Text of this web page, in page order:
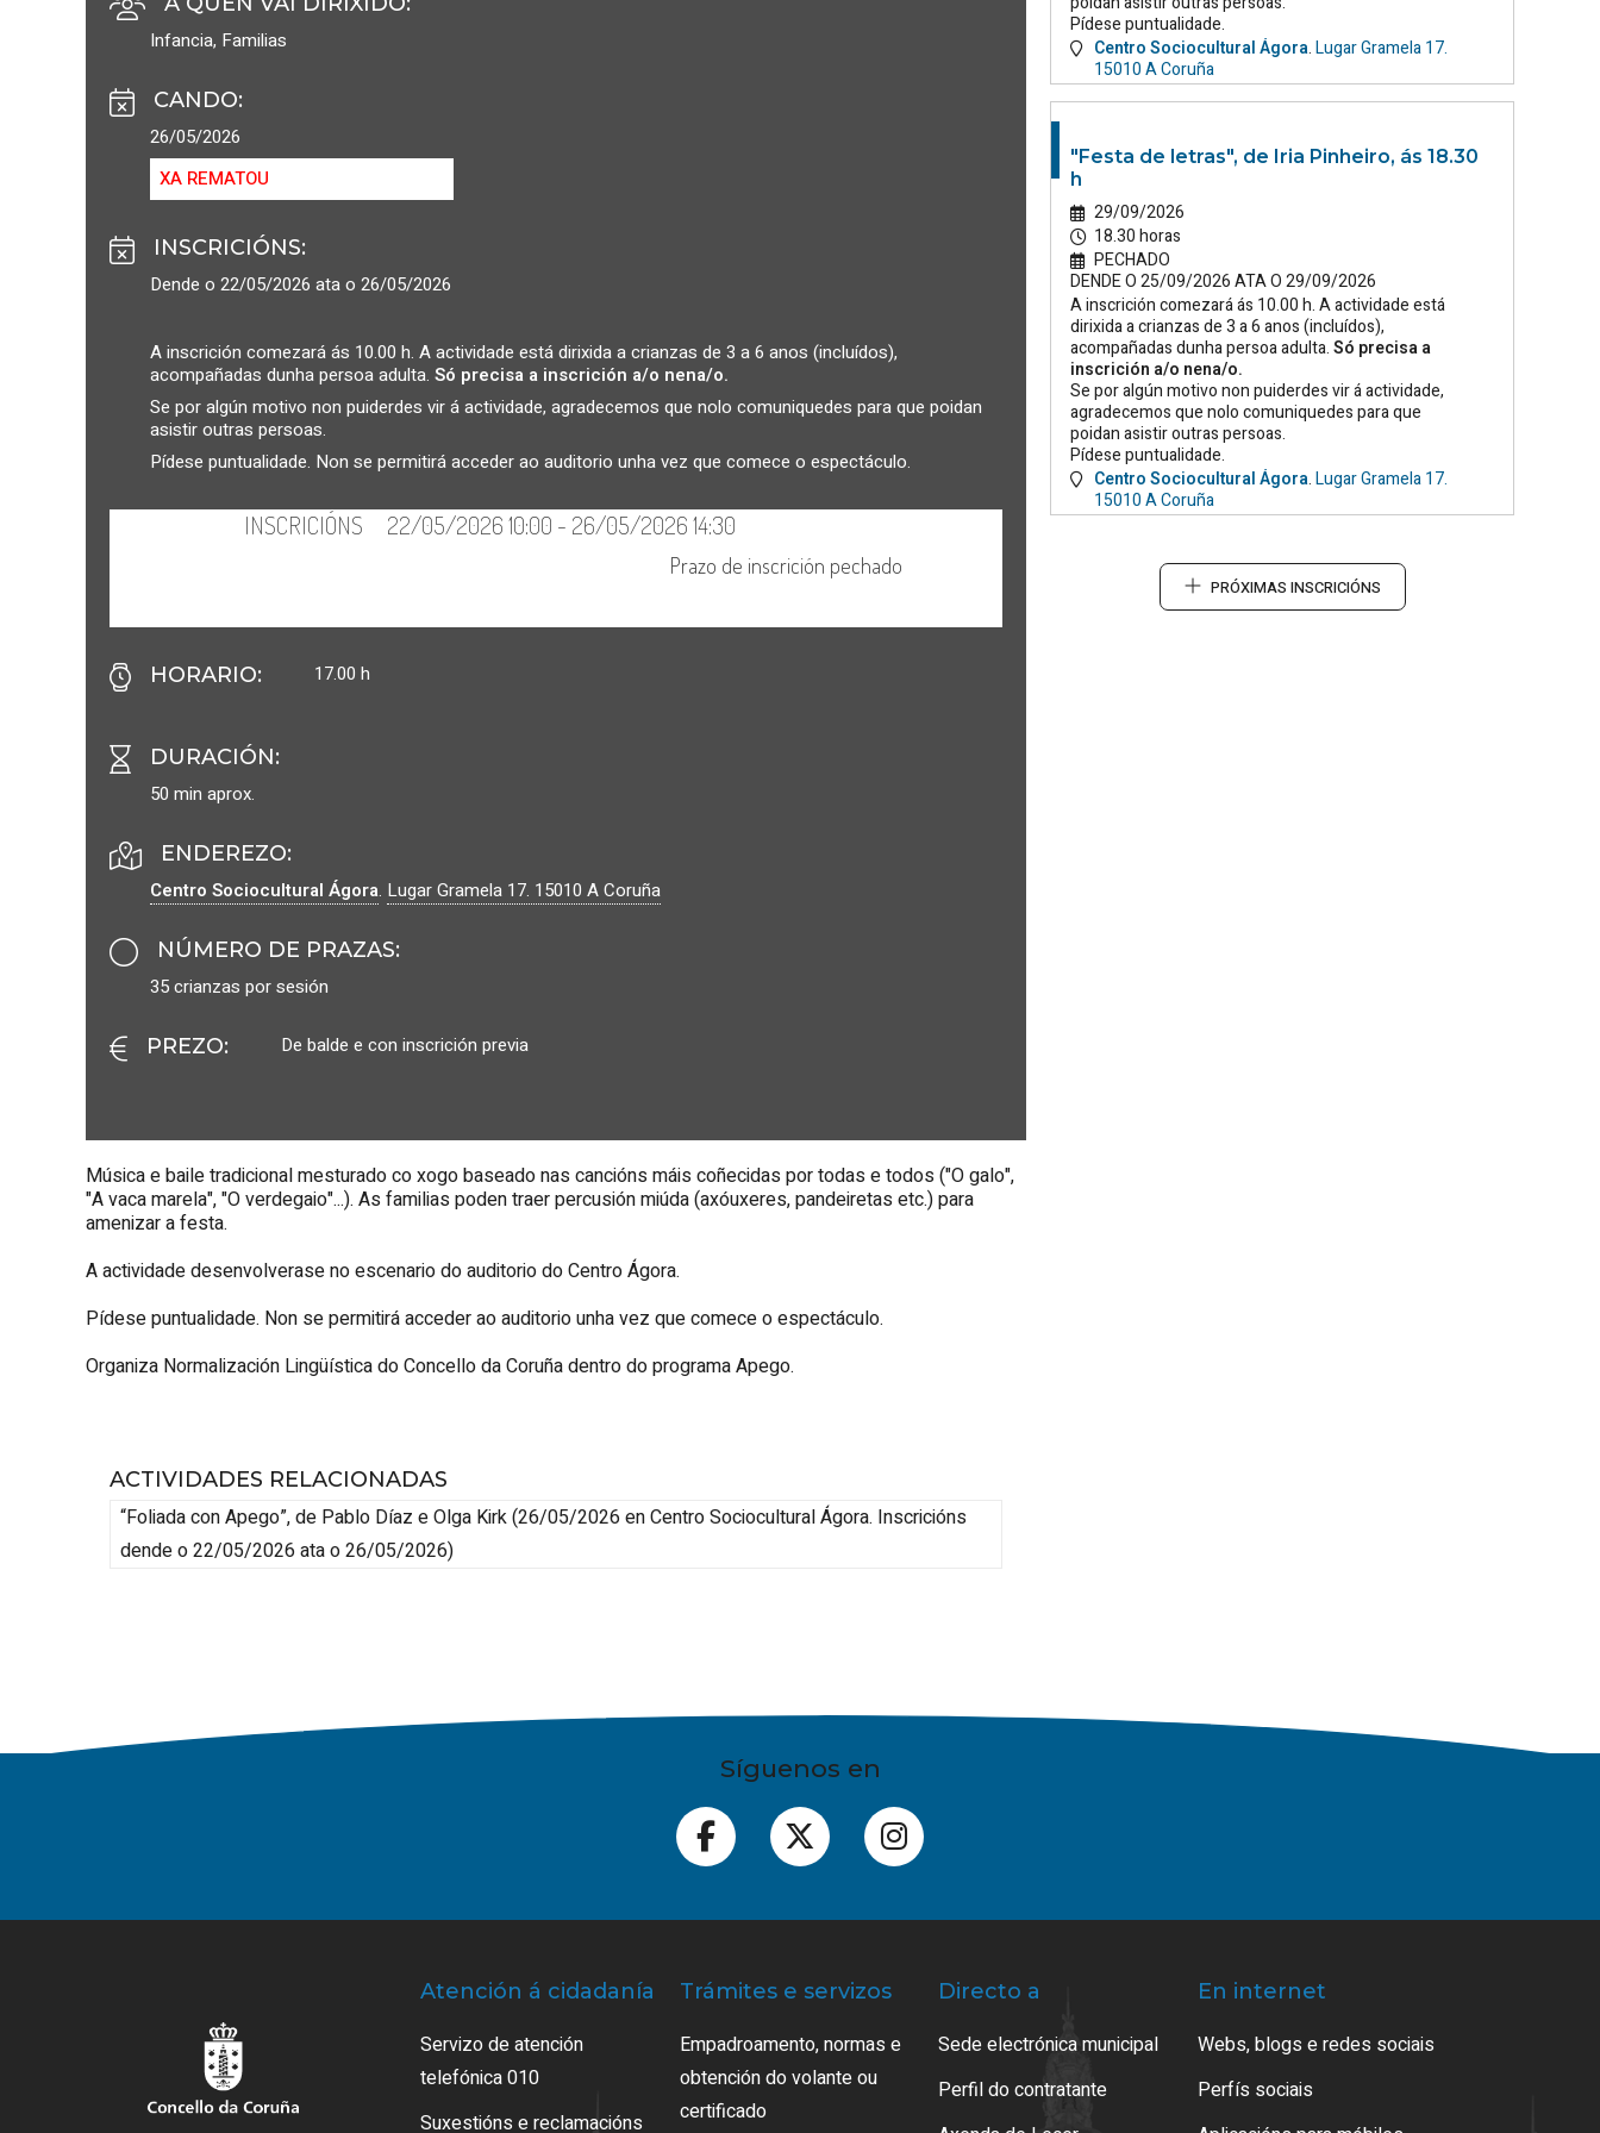
Infancia, Familias
CANDO:
26/05/2026
XA REMATOU
INSCRICIÓNS:
Dende o 22/05/2026 ata o 26/05/2026
A inscrición comezará ás 10.00 h. A actividade está dirixida a crianzas de 3 a 6 anos (incluídos),
acompañadas dunha persoa adulta. Só precisa a inscrición a/o nena/o.
Se por algún motivo non puiderdes vir á actividade, agradecemos que nolo comuniquedes para que poidan
asistir outras persoas.
Pídese puntualidade. Non se permitirá acceder ao auditorio unha vez que comece o espectáculo.
HORARIO: 17.00 h
DURACIÓN:
50 min aprox.
ENDEREZO:
Centro Sociocultural Ágora. Lugar Gramela 17. 15010 A Coruña
NÚMERO DE PRAZAS:
35 crianzas por sesión
PREZO: De balde e con inscrición previa
Música e baile tradicional mesturado co xogo baseado nas cancións máis coñecidas por todas e todos ("O galo",
"A vaca marela", "O verdegaio"...). As familias poden traer percusión miúda (axóuxeres, pandeiretas etc.) para
amenizar a festa.
A actividade desenvolverase no escenario do auditorio do Centro Ágora.
Pídese puntualidade. Non se permitirá acceder ao auditorio unha vez que comece o espectáculo.
Organiza Normalización Lingüística do Concello da Coruña dentro do programa Apego.
ACTIVIDADES RELACIONADAS
“Foliada con Apego”, de Pablo Díaz e Olga Kirk(26/05/2026 en Centro Sociocultural Ágora. Inscricións
dende o 22/05/2026 ata o 26/05/2026)
Pídese puntualidade.
Centro Sociocultural Ágora.Lugar Gramela 17.
15010A Coruña
"Festa de letras", de Iria Pinheiro, ás 18.30
h
29/09/2026
18.30 horas
PECHADO
DENDE O 25/09/2026 ATA O 29/09/2026
A inscrición comezará ás 10.00 h. A actividade está
dirixida a crianzas de 3 a 6 anos (incluídos),
acompañadas dunha persoa adulta.Só precisa a
inscrición a/o nena/o.
Se por algún motivo non puiderdes vir á actividade,
agradecemos que nolo comuniquedes para que
poidan asistir outras persoas.
Pídese puntualidade.
Centro Sociocultural Ágora.Lugar Gramela 17.
15010A Coruña
PRÓXIMAS INSCRICIÓNS
Síguenos en
Atención á cidadanía
Servizo de atención
telefónica 010
Suxestións e reclamacións
Trámites e servizos
Empadroamento, normas e
obtención do volante ou
certificado
Directo a
Sede electrónica municipal
Perfil do contratante
En internet
Webs, blogs e redes sociais
Perfís sociais